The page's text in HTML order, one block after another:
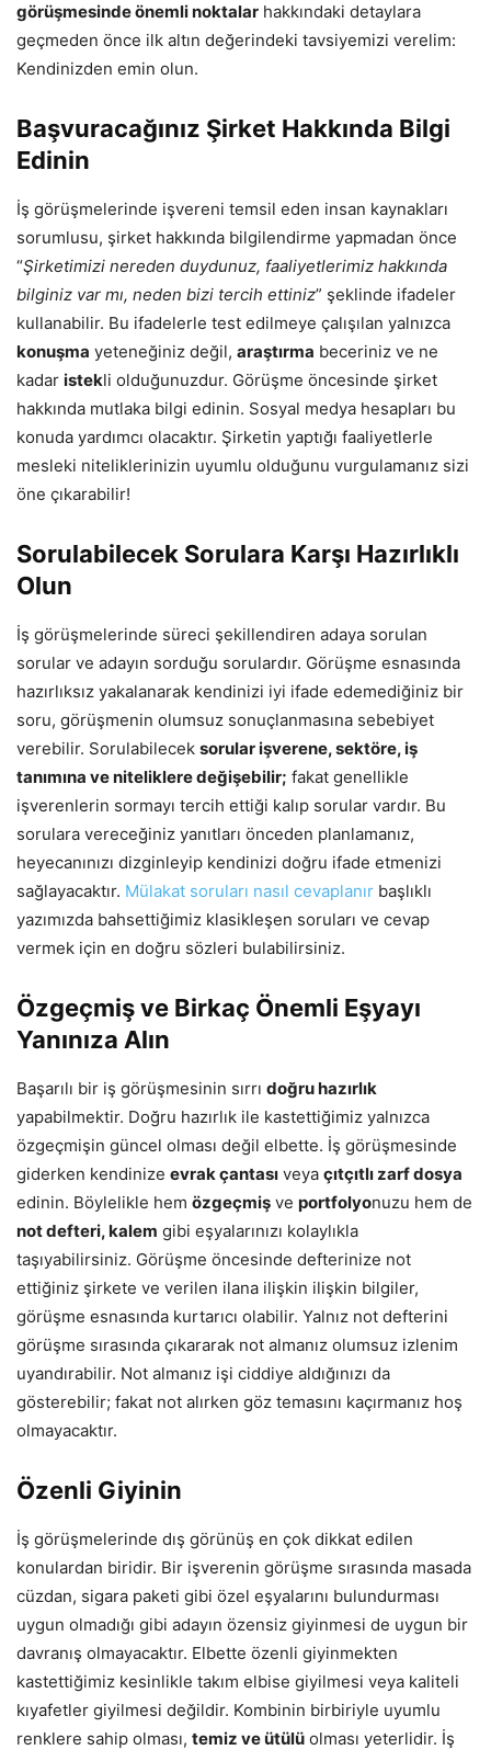
görüşmesinde önemli noktalar hakkındaki detaylara
geçmeden önce ilk altın değerindeki tavsiyemizi verelim:
Kendinizden emin olun.
Başvuracağınız Şirket Hakkında Bilgi
Edinin
İş görüşmelerinde işvereni temsil eden insan kaynakları
sorumlusu, şirket hakkında bilgilendirme yapmadan önce
“Şirketimizi nereden duydunuz, faaliyetlerimiz hakkında
bilginiz var mı, neden bizi tercih ettiniz” şeklinde ifadeler
kullanabilir. Bu ifadelerle test edilmeye çalışılan yalnızca
konuşma yeteneğiniz değil, araştırma beceriniz ve ne
kadar istekli olduğunuzdur. Görüşme öncesinde şirket
hakkında mutlaka bilgi edinin. Sosyal medya hesapları bu
konuda yardımcı olacaktır. Şirketin yaptığı faaliyetlerle
mesleki niteliklerinizin uyumlu olduğunu vurgulamanız sizi
öne çıkarabilir!
Sorulabilecek Sorulara Karşı Hazırlıklı
Olun
İş görüşmelerinde süreci şekillendiren adaya sorulan
sorular ve adayın sorduğu sorulardır. Görüşme esnasında
hazırlıksız yakalanarak kendinizi iyi ifade edemediğiniz bir
soru, görüşmenin olumsuz sonuçlanmasına sebebiyet
verebilir. Sorulabilecek sorular işverene, sektöre, iş
tanımına ve niteliklere değişebilir; fakat genellikle
işverenlerin sormayı tercih ettiği kalıp sorular vardır. Bu
sorulara vereceğiniz yanıtları önceden planlamanız,
heyecanınızı dizginleyip kendinizi doğru ifade etmenizi
sağlayacaktır. Mülakat soruları nasıl cevaplanır başlıklı
yazımızda bahsettiğimiz klasikleşen soruları ve cevap
vermek için en doğru sözleri bulabilirsiniz.
Özgeçmiş ve Birkaç Önemli Eşyayı
Yanınıza Alın
Başarılı bir iş görüşmesinin sırrı doğru hazırlık
yapabilmektir. Doğru hazırlık ile kastettiğimiz yalnızca
özgeçmişin güncel olması değil elbette. İş görüşmesinde
giderken kendinize evrak çantası veya çıtçıtlı zarf dosya
edinin. Böylelikle hem özgeçmiş ve portfolyonuzu hem de
not defteri, kalem gibi eşyalarınızı kolaylıkla
taşıyabilirsiniz. Görüşme öncesinde defterinize not
ettiğiniz şirkete ve verilen ilana ilişkin ilişkin bilgiler,
görüşme esnasında kurtarıcı olabilir. Yalnız not defterini
görüşme sırasında çıkararak not almanız olumsuz izlenim
uyandırabilir. Not almanız işi ciddiye aldığınızı da
gösterebilir; fakat not alırken göz temasını kaçırmanız hoş
olmayacaktır.
Özenli Giyinin
İş görüşmelerinde dış görünüş en çok dikkat edilen
konulardan biridir. Bir işverenin görüşme sırasında masada
cüzdan, sigara paketi gibi özel eşyalarını bulundurması
uygun olmadığı gibi adayın özensiz giyinmesi de uygun bir
davranış olmayacaktır. Elbette özenli giyinmekten
kastettiğimiz kesinlikle takım elbise giyilmesi veya kaliteli
kıyafetler giyilmesi değildir. Kombinin birbiriyle uyumlu
renklere sahip olması, temiz ve ütülü olması yeterlidir. İş